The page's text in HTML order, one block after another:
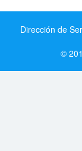
Dirección de
©